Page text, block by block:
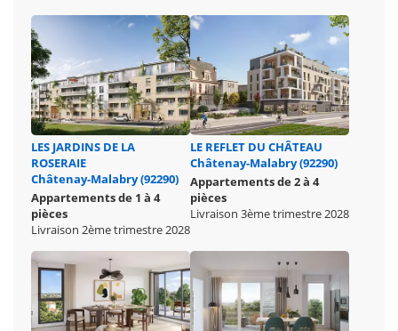
LES JARDINS DE LA
ROSERAIE
Châtenay-Malabry (92290)
Appartements de 1 à 4
pièces
Livraison 2ème trimestre 2028
LE REFLET DU CHÂTEAU
Châtenay-Malabry (92290)
Appartements de 2 à 4
pièces
Livraison 3ème trimestre 2028